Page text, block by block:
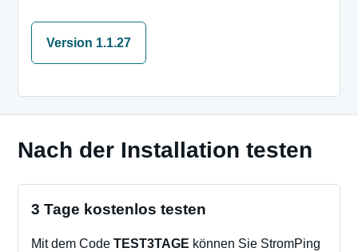
Version 1.1.27
Nach der Installation testen
3 Tage kostenlos testen
Mit dem Code TEST3TAGE können Sie StromPing